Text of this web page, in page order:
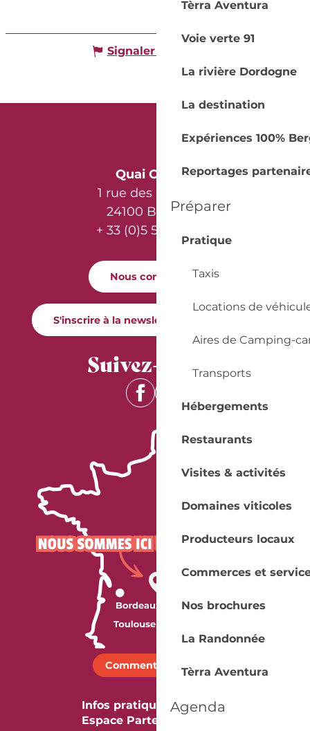
Tèrra Aventura
Voie verte 91
La rivière Dordogne
La destination
Expériences 100%
Reportages
Préparer
Pratique
Taxis
Locations de
Aires de Camping-
Transports
Hébergements
Restaurants
Visites & activités
Domaines viticoles
Producteurs locaux
Commerces et
Nos brochures
La Randonnée
Tèrra Aventura
Agenda
Signaler une erreur
Quai Cyrano
1 rue des Récollets
24100 Bergerac
+ 33 (0)5 53 57 03 11
Nous contacter
S'inscrire à la newsletter Quai Cyrano
Suivez-nous !
Comment venir ?
Infos pratiques
Espace Partenaires